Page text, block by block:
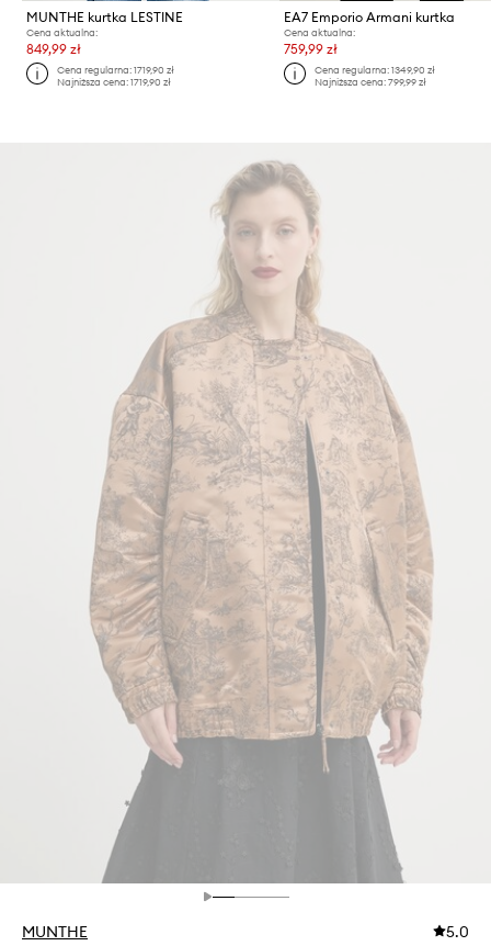
MUNTHE kurtka LESTINE
Cena aktualna:
849,99 zł
Cena regularna:1719,90 zł
Najniższa cena:1719,90 zł
EA7 Emporio Armani kurtka
Cena aktualna:
759,99 zł
Cena regularna: 1349,90 zł
Najniższa cena: 799,99 zł
MUNTHE 5.0